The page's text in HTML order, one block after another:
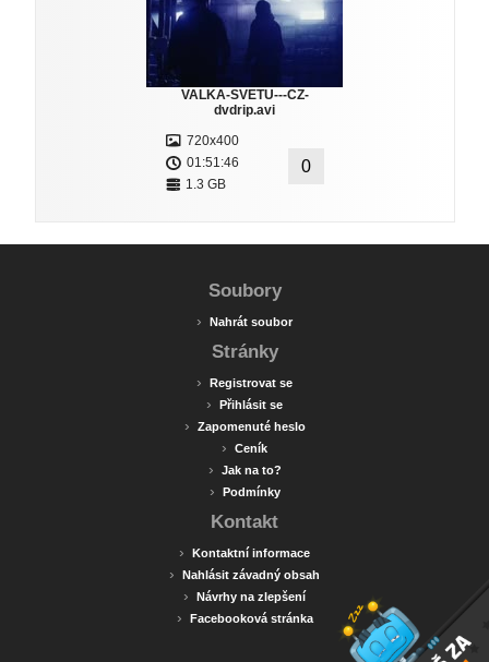
VALKA-SVETU---CZ-
dvdrip.avi
720x400
01:51:46
1.3 GB
0
Soubory
› Nahrát soubor
Stránky
› Registrovat se
› Přihlásit se
› Zapomenuté heslo
› Ceník
› Jak na to?
› Podmínky
Kontakt
› Kontaktní informace
› Nahlásit závadný obsah
› Návrhy na zlepšení
› Facebooková stránka